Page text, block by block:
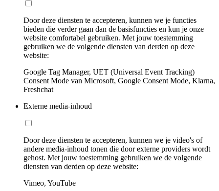
Door deze diensten te accepteren, kunnen we je functies
bieden die verder gaan dan de basisfuncties en kun je onze
website comfortabel gebruiken. Met jouw toestemming
gebruiken we de volgende diensten van derden op deze
website:
Google Tag Manager, UET (Universal Event Tracking)
Consent Mode van Microsoft, Google Consent Mode, Klarna,
Freshchat
Externe media-inhoud
Door deze diensten te accepteren, kunnen we je video's of
andere media-inhoud tonen die door externe providers wordt
gehost. Met jouw toestemming gebruiken we de volgende
diensten van derden op deze website:
Vimeo, YouTube